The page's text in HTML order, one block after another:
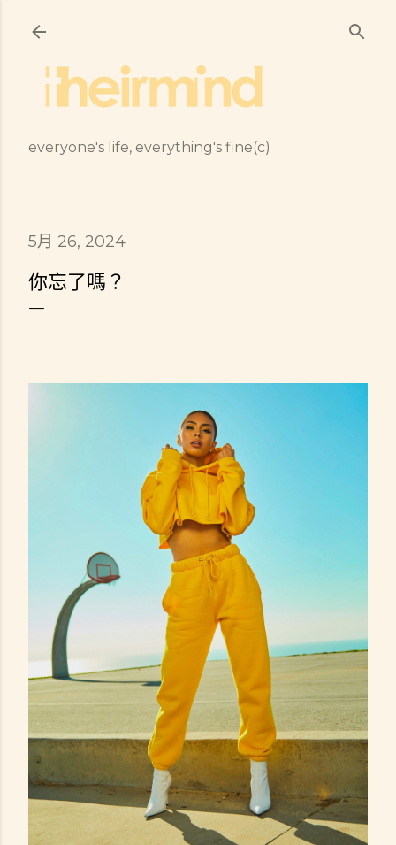
everyone's life, everything's fine(c)
5月 26, 2024
你忘了嗎？